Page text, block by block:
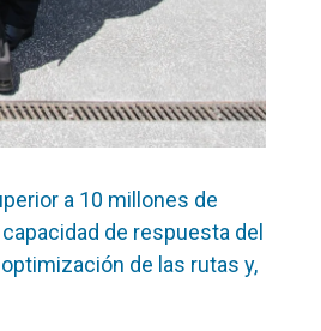
a 10 millones de
de respuesta del
de las rutas y,